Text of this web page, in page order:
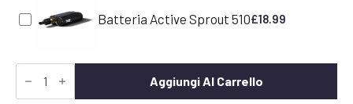
Batteria Active Sprout 510£18.99
Cartuccia
da
Aggiungi Al Carrello